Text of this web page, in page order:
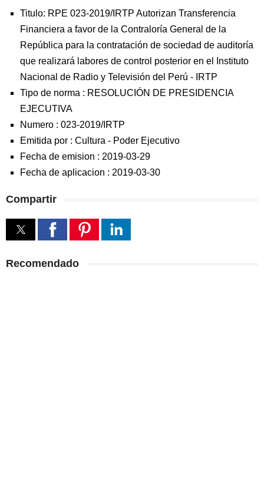
Titulo: RPE 023-2019/IRTP Autorizan Transferencia
Financiera a favor de la Contraloría General de la
República para la contratación de sociedad de auditoría
que realizará labores de control posterior en el Instituto
Nacional de Radio y Televisión del Perú - IRTP
Tipo de norma : RESOLUCIÓN DE PRESIDENCIA
EJECUTIVA
Numero : 023-2019/IRTP
Emitida por : Cultura - Poder Ejecutivo
Fecha de emision : 2019-03-29
Fecha de aplicacion : 2019-03-30
Compartir
Recomendado